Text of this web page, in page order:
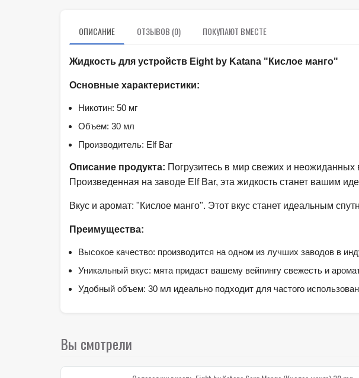
ОПИСАНИЕ ОТЗЫВОВ (0) ПОКУПАЮТ ВМЕСТЕ
Жидкость для устройств Eight by Katana "Кислое манго"
Основные характеристики:
Никотин: 50 мг
Объем: 30 мл
Производитель: Elf Bar
Описание продукта: Погрузитесь в мир свежих и неожиданных
Произведенная на заводе Elf Bar, эта жидкость станет вашим
Вкус и аромат: "Кислое манго". Этот вкус станет идеальным
Преимущества:
Высокое качество: производится на одном из лучших заводов в
Уникальный вкус: мята придаст вашему вейпингу свежесть и
Удобный объем: 30 мл идеально подходит для частого
Вы смотрели